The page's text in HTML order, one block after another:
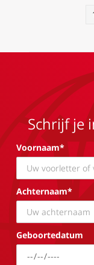
Schrijf je
Voornaam*
Achternaam*
Geboortedatum